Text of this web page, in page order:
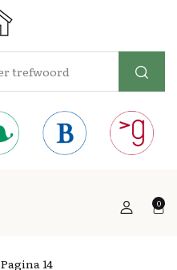
0
Pagina 14